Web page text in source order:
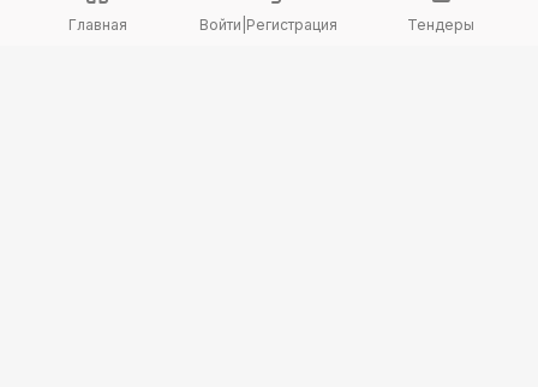
Главная Войти Регистрация Тендеры